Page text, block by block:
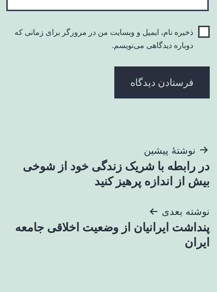
ذخیره نام، ایمیل و وبسایت من در مرورگر برای زمانی که
دوباره دیدگاهی می‌نویسم.
راهبری
نوشته
نوشتهٔ پیشین
در رابطه با شریک زندگی خود از شوخی
بیش از اندازه پرهیز کنید
نوشته بعدی
پنداشت ایرانیان از وضعیت اخلاقی جامعه
ایران